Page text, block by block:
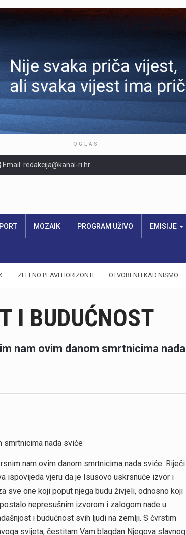
OGLAS
Email: redakcija@kanal-ri.hr
MOZAIK PROGRAM UŽIVO EMISIJE
ZELENO PLAVI HORIZONTI OTVORENI I KAD NISMO
I BUDUĆNOST
nam ovim danom smrtnicima nada
smrtnicima nada sviće
nam ovim danom smrtnicima nada sviće. Riječi
ispovijeda vjeru da je Isusovo uskrsnuće izvor i
sve one koji poput njega budu živjeli, odnosno koji
nepresušnim izvorom i zalogom nade u
i budućnost svih ljudi na zemlji. S čvrstim
svijeta, čestitam Vam blagdan Njegova slavnog